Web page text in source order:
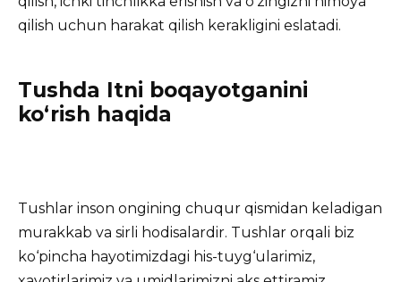
qilish uchun harakat qilish kerakligini eslatadi.
Tushda Itni boqayotganini
ko‘rish haqida
Tushlar inson ongining chuqur qismidan keladigan
murakkab va sirli hodisalardir. Tushlar orqali biz
ko‘pincha hayotimizdagi his-tuyg‘ularimiz,